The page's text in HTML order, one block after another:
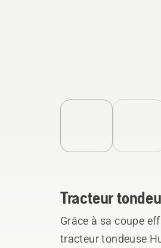
Tracteur
Grâce à sa coupe
tracteur tondeuse